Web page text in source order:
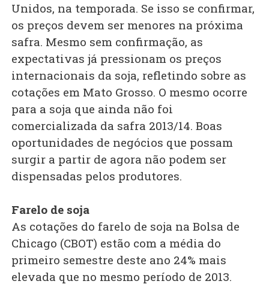
Unidos, na temporada. Se isso se confirmar,
os preços devem ser menores na próxima
safra. Mesmo sem confirmação, as
expectativas já pressionam os preços
internacionais da soja, refletindo sobre as
cotações em Mato Grosso. O mesmo ocorre
para a soja que ainda não foi
comercializada da safra 2013/14. Boas
oportunidades de negócios que possam
surgir a partir de agora não podem ser
dispensadas pelos produtores.
Farelo de soja
As cotações do farelo de soja na Bolsa de
Chicago (CBOT) estão com a média do
primeiro semestre deste ano 24% mais
elevada que no mesmo período de 2013.